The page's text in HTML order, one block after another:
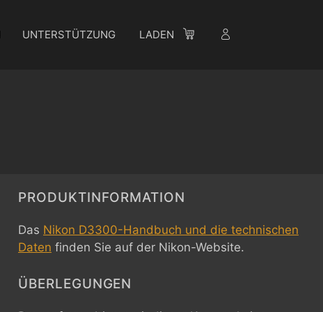
UNTERSTÜTZUNG LADEN
PRODUKTINFORMATION
Das Nikon D3300-Handbuch und die technischen
Daten finden Sie auf der Nikon-Website.
ÜBERLEGUNGEN